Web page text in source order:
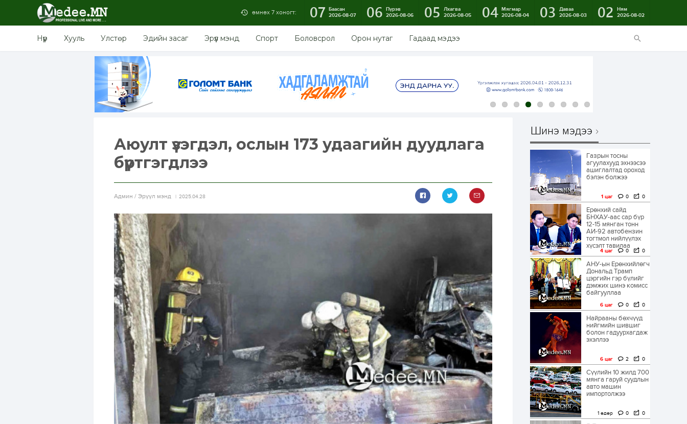
өмнөх 7 хоногт: 07 Баасан
2026-08-07
06 Пүрэв
2026-08-06
05
Лхагва
2026-08-05
04 Мягмар
2026-08-04
03
Даваа
2026-08-03
02
Ням
2026-08-02
Нүүр Хууль Улстөр Эдийн засаг Эрүүл мэнд Спорт Боловсрол Орон нутаг Гадаад мэдээ
Аюулт үзэгдэл, ослын 173 удаагийн дуудлага
бүртгэгдлээ
Aдмин / Эрүүл мэнд 2025.04.28
Шинэ мэдээ
Газрын тосны
агуулахууд эхнээсээ
ашиглалтад ороход
бэлэн болжээ
1 цаг 0 0
Ерөнхий сайд
БНХАУ-аас сар бүр
12-15 мянган тонн
АИ-92 автобензин
тогтмол нийлүүлэх
хүсэлт тавилаа
4 цаг 0 0
АНУ-ын Ерөнхийлөгч
Дональд Трамп
цэргийн гэр бүлийг
дэмжих шинэ комисс
байгууллаа
6 цаг 0 0
Найрааны бөхчүүд
нийгмийн шившиг
болон гадуурхагдаж
эхэллээ
6 цаг 2 0
Сүүлийн 10 жилд 700
мянга гаруй суудлын
авто машин
импортолжээ
1 өдөр 0 0